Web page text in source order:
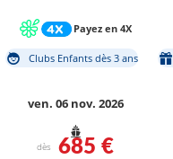
Payez en 4X
Clubs Enfants dès 3 ans
ven. 06 nov. 2026
dès 685 €